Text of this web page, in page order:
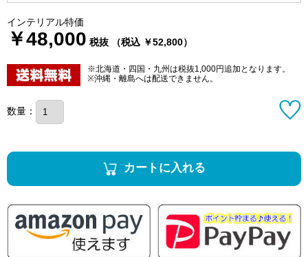
インテリアル特価
￥48,000 税抜 （税込 ￥52,800）
※北海道・四国・九州は税抜1,000円追加となります。
※沖縄・離島へは配送できません。
数量：
カートに入れる